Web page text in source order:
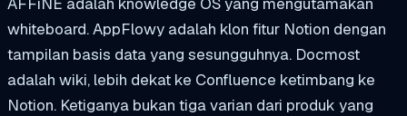
whiteboard. AppFlowy adalah klon fitur Notion dengan
tampilan basis data yang sesungguhnya. Docmost
adalah wiki, lebih dekat ke Confluence ketimbang ke
Notion. Ketiganya bukan tiga varian dari produk yang